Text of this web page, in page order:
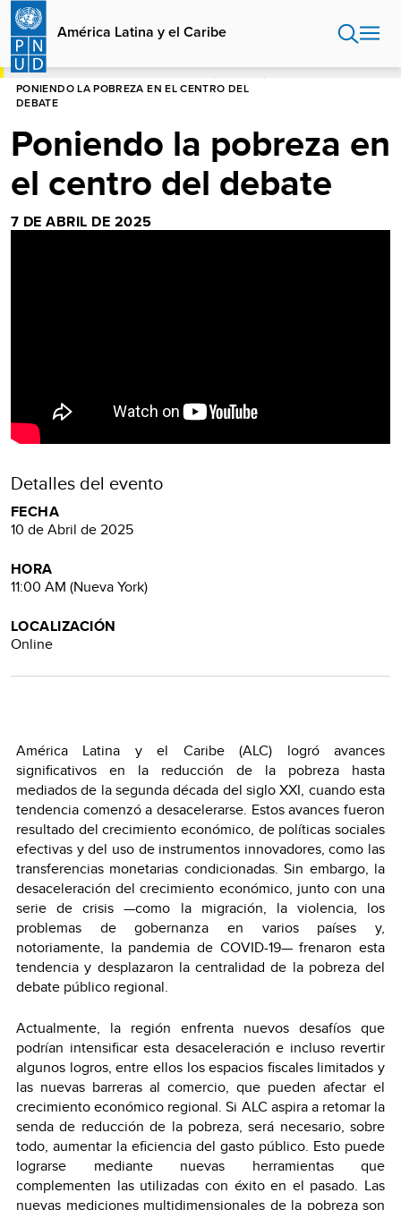
Pasar
contenido
principal
América Latina y el Caribe
HOME
PONIENDO LA POBREZA EN EL CENTRO DEL
DEBATE
Poniendo la pobreza en
el centro del debate
7 DE ABRIL DE 2025
Detalles del evento
FECHA
10 de Abril de 2025
HORA
11:00 AM (Nueva York)
LOCALIZACIÓN
Online
América Latina y el Caribe (ALC) logró avances
significativos en la reducción de la pobreza hasta
mediados de la segunda década del siglo XXI, cuando esta
tendencia comenzó a desacelerarse. Estos avances fueron
resultado del crecimiento económico, de políticas sociales
efectivas y del uso de instrumentos innovadores, como las
transferencias monetarias condicionadas. Sin embargo, la
desaceleración del crecimiento económico, junto con una
serie de crisis —como la migración, la violencia, los
problemas de gobernanza en varios países y,
notoriamente, la pandemia de COVID-19— frenaron esta
tendencia y desplazaron la centralidad de la pobreza del
debate público regional.
Actualmente, la región enfrenta nuevos desafíos que
podrían intensificar esta desaceleración e incluso revertir
algunos logros, entre ellos los espacios fiscales limitados y
las nuevas barreras al comercio, que pueden afectar el
crecimiento económico regional. Si ALC aspira a retomar la
senda de reducción de la pobreza, será necesario, sobre
todo, aumentar la eficiencia del gasto público. Esto puede
lograrse mediante nuevas herramientas que
complementen las utilizadas con éxito en el pasado. Las
nuevas mediciones multidimensionales de la pobreza son